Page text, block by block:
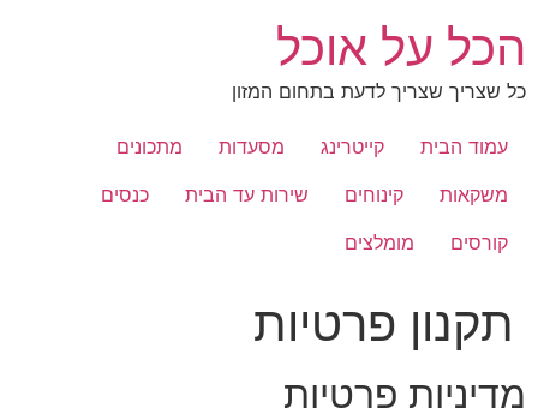
לתוכן
הכל על אוכל
כל שצריך שצריך לדעת בתחום המזון
עמוד הבית קייטרינג מסעדות
מתכונים
משקאות
קינוחים שירות עד הבית
כנסים
קורסים
מומלצים
תקנון פרטיות
מדיניות פרטיות